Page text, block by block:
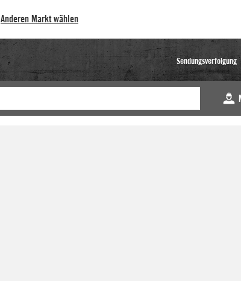
Anderen Markt wählen
Sendungsverfolgung